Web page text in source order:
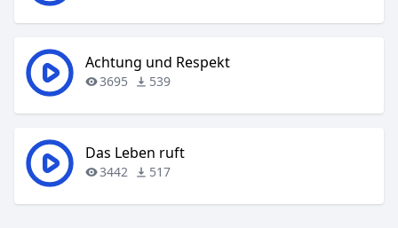
Achtung und Respekt
3695 539
Das Leben ruft
3442 517